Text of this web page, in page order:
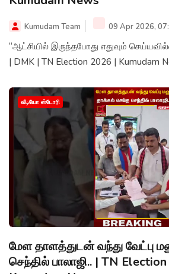
Kumudam Team 09 Apr 2026,
“ஆட்சியில் இருந்தபோது எதுவும்
| DMK | TN Election 2026 | Kumudam
வீடியோ ஸ்டோரி
மேள தாளத்துடன் வந்து வேட்பு
செந்தில் பாலாஜி.. | TN